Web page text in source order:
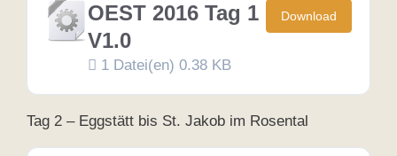
OEST 2016 Tag 1
V1.0
1 Datei(en) 0.38 KB
Download
Tag 2 – Eggstätt bis St. Jakob im Rosental